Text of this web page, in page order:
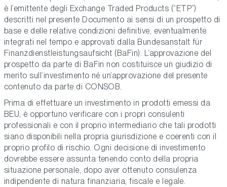
è l’emittente degli Exchange Traded Products (“ETP”)
descritti nel presente Documento ai sensi di un prospetto di
base e delle relative condizioni definitive, eventualmente
integrati nel tempo e approvati dalla Bundesanstalt für
Finanzdienstleistungsaufsicht (BaFin). L’approvazione del
prospetto da parte di BaFin non costituisce un giudizio di
merito sull’investimento né un’approvazione del presente
contenuto da parte di CONSOB.
Prima di effettuare un investimento in prodotti emessi da
BEU, è opportuno verificare con i propri consulenti
professionali e con il proprio intermediario che tali prodotti
siano disponibili nella propria giurisdizione e coerenti con il
proprio profilo di rischio. Ogni decisione di investimento
dovrebbe essere assunta tenendo conto della propria
situazione personale, dopo aver ottenuto consulenza
indipendente di natura finanziaria, fiscale e legale.